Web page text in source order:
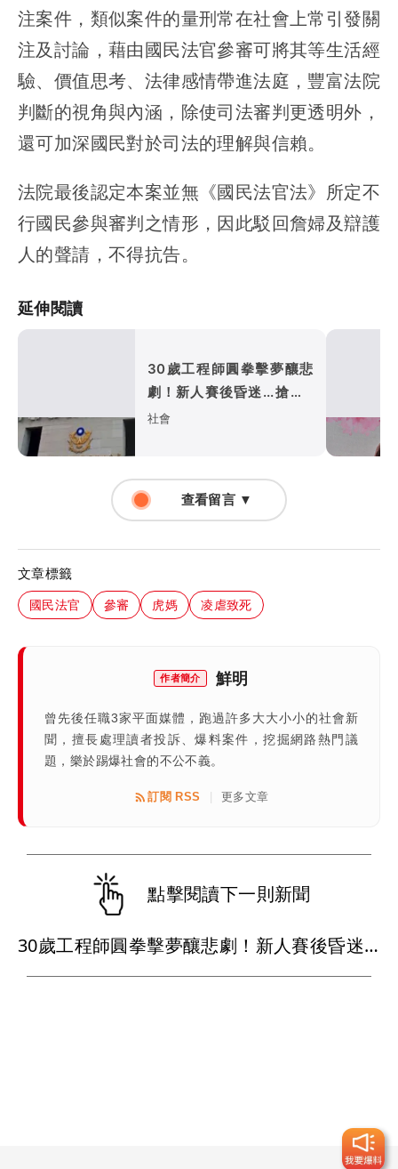
注案件，類似案件的量刑常在社會上常引發關
注及討論，藉由國民法官參審可將其等生活經
驗、價值思考、法律感情帶進法庭，豐富法院
判斷的視角與內涵，除使司法審判更透明外，
還可加深國民對於司法的理解與信賴。
法院最後認定本案並無《國民法官法》所定不
行國民參與審判之情形，因此駁回詹婦及辯護
人的聲請，不得抗告。
延伸閱讀
30歲工程師圓拳擊夢釀悲
劇！新人賽後昏迷...搶救4
天不治
社會
查看留言 ▼
文章標籤
國民法官 參審 虎媽 凌虐致死
作者簡介 鮮明
曾先後任職3家平面媒體，跑過許多大大小小的社會新
聞，擅長處理讀者投訴、爆料案件，挖掘網路熱門議
題，樂於踢爆社會的不公不義。
訂閱 RSS 更多文章
點擊閱讀下一則新聞
30歲工程師圓拳擊夢釀悲劇！新人賽後昏迷...搶救4天不治